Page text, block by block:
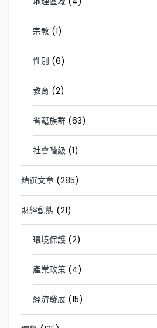
宗教 (1)
性別 (6)
教育 (2)
省籍族群 (63)
社會階級 (1)
精選文章 (285)
財經動態 (21)
環境保護 (2)
產業政策 (4)
經濟發展 (15)